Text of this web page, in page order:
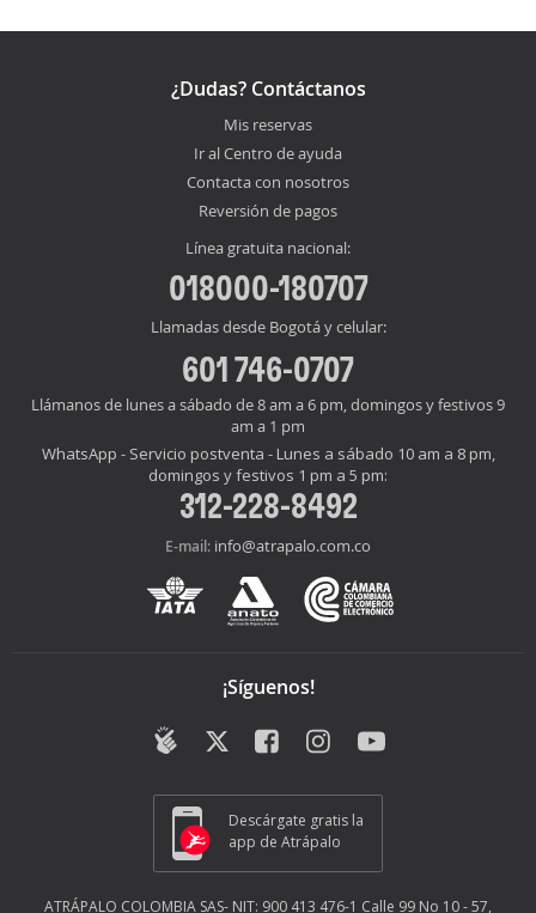
¿Dudas? Contáctanos
Mis reservas
Ir al Centro de ayuda
Contacta con nosotros
Reversión de pagos
Línea gratuita nacional:
018000-180707
Llamadas desde Bogotá y celular:
601 746-0707
Llámanos de lunes a sábado de 8 am a 6 pm, domingos y festivos 9
am a 1 pm
WhatsApp - Servicio postventa - Lunes a sábado 10 am a 8 pm,
domingos y festivos 1 pm a 5 pm:
312-228-8492
E-mail: info@atrapalo.com.co
¡Síguenos!
Descárgate gratis la
app de Atrápalo
ATRÁPALO COLOMBIA SAS- NIT: 900 413 476-1 Calle 99 No 10 - 57,